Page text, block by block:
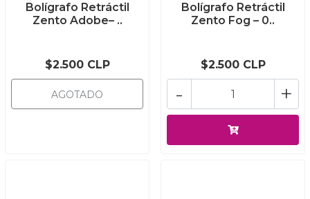
Bolígrafo Retráctil
Zento Adobe– ..
$2.500 CLP
AGOTADO
Bolígrafo Retráctil
Zento Fog – 0..
$2.500 CLP
+
-